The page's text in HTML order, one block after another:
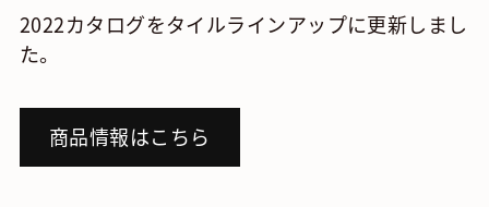
2022カタログをタイルラインアップに更新しまし
た。
商品情報はこちら